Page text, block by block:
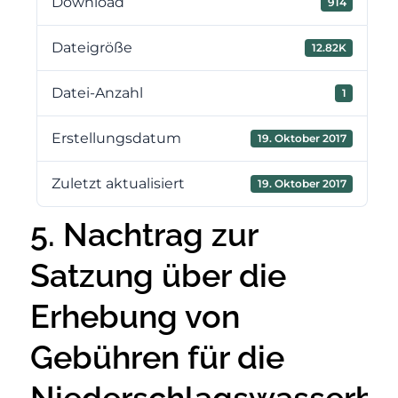
Dateigröße 12.82K
Datei-Anzahl 1
Erstellungsdatum 19. Oktober 2017
Zuletzt aktualisiert 19. Oktober 2017
5. Nachtrag zur
Satzung über die
Erhebung von
Gebühren für die